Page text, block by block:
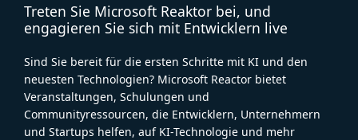
Treten Sie Microsoft Reaktor bei, und
engagieren Sie sich mit Entwicklern live
Sind Sie bereit für die ersten Schritte mit KI und den
neuesten Technologien? Microsoft Reactor bietet
Veranstaltungen, Schulungen und
Communityressourcen, die Entwicklern, Unternehmern
und Startups helfen, auf KI-Technologie und mehr